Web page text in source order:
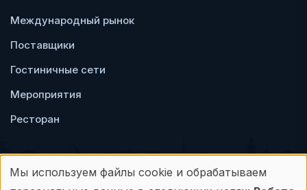
Международный рынок
Поставщики
Гостиничные сети
Мероприятия
Ресторан
Мы используем файлы cookie и обрабатываем